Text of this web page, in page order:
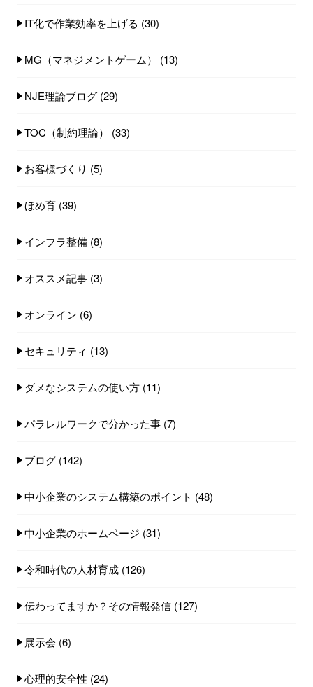
IT化で作業効率を上げる (30)
MG（マネジメントゲーム） (13)
NJE理論ブログ (29)
TOC（制約理論） (33)
お客様づくり (5)
ほめ育 (39)
インフラ整備 (8)
オススメ記事 (3)
オンライン (6)
セキュリティ (13)
ダメなシステムの使い方 (11)
パラレルワークで分かった事 (7)
ブログ (142)
中小企業のシステム構築のポイント (48)
中小企業のホームページ (31)
令和時代の人材育成 (126)
伝わってますか？その情報発信 (127)
展示会 (6)
心理的安全性 (24)